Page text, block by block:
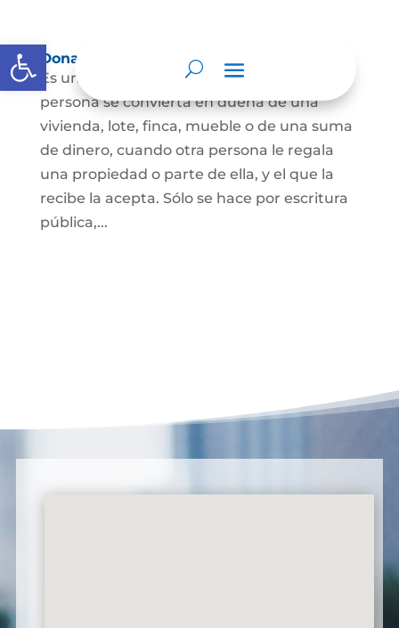
Abrir barra de herramientas
Donación
Es uno de los contratos cuyo fin es que una
persona se convierta en dueña de una
vivienda, lote, finca, mueble o de una suma
de dinero, cuando otra persona le regala
una propiedad o parte de ella, y el que la
recibe la acepta. Sólo se hace por escritura
pública,...